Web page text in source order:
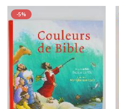
-5%